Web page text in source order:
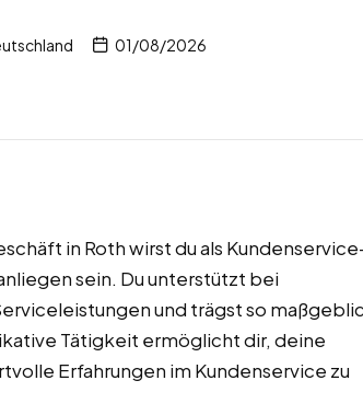
01/08/2026
in Roth wirst du als
sein. Du unterstützt bei
und trägst so
Tätigkeit ermöglicht dir, deine
Erfahrungen im Kundenservice zu